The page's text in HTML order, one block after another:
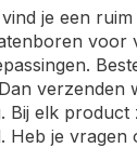
je een
voor
verzenden
Bij elk product
Heb je vragen